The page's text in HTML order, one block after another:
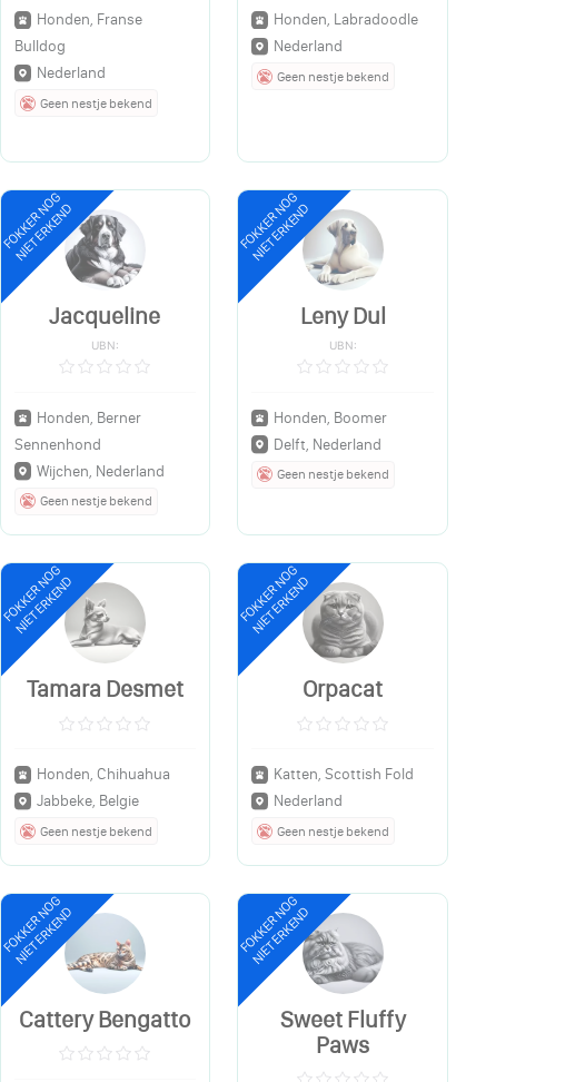
Honden, Franse
Bulldog
Nederland
Geen nestje bekend
Honden, Labradoodle
Nederland
Geen nestje bekend
FOKKER NOG
NIET ERKEND
Jacqueline
UBN:
Honden, Berner
Sennenhond
Wijchen, Nederland
Geen nestje bekend
FOKKER NOG
NIET ERKEND
Leny Dul
UBN:
Honden, Boomer
Delft, Nederland
Geen nestje bekend
FOKKER NOG
NIET ERKEND
Tamara Desmet
Honden, Chihuahua
Jabbeke, Belgie
Geen nestje bekend
FOKKER NOG
NIET ERKEND
Orpacat
Katten, Scottish Fold
Nederland
Geen nestje bekend
FOKKER NOG
NIET ERKEND
Cattery Bengatto
FOKKER NOG
NIET ERKEND
Sweet Fluffy
Paws